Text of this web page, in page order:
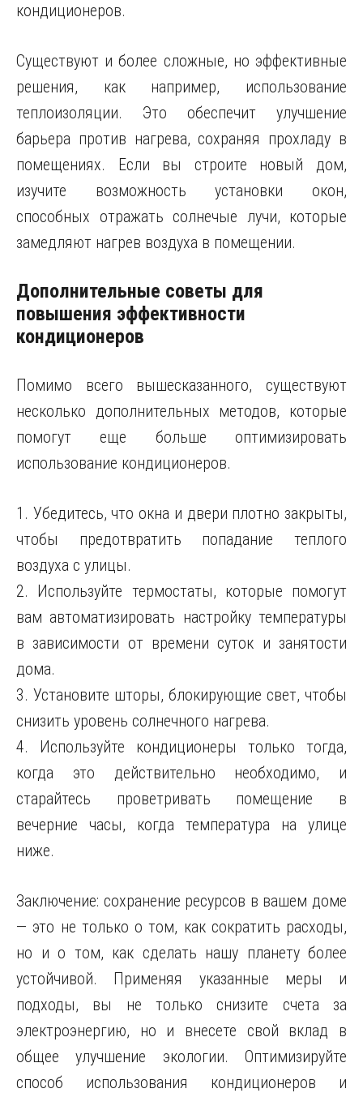
кондиционеров.
Существуют и более сложные, но эффективные
решения, как например, использование
теплоизоляции. Это обеспечит улучшение
барьера против нагрева, сохраняя прохладу в
помещениях. Если вы строите новый дом,
изучите возможность установки окон,
способных отражать солнечые лучи, которые
замедляют нагрев воздуха в помещении.
Дополнительные советы для
повышения эффективности
кондиционеров
Помимо всего вышесказанного, существуют
несколько дополнительных методов, которые
помогут еще больше оптимизировать
использование кондиционеров.
1. Убедитесь, что окна и двери плотно закрыты,
чтобы предотвратить попадание теплого
воздуха с улицы.
2. Используйте термостаты, которые помогут
вам автоматизировать настройку температуры
в зависимости от времени суток и занятости
дома.
3. Установите шторы, блокирующие свет, чтобы
снизить уровень солнечного нагрева.
4. Используйте кондиционеры только тогда,
когда это действительно необходимо, и
старайтесь проветривать помещение в
вечерние часы, когда температура на улице
ниже.
Заключение: сохранение ресурсов в вашем доме
— это не только о том, как сократить расходы,
но и о том, как сделать нашу планету более
устойчивой. Применяя указанные меры и
подходы, вы не только снизите счета за
электроэнергию, но и внесете свой вклад в
общее улучшение экологии. Оптимизируйте
способ использования кондиционеров и